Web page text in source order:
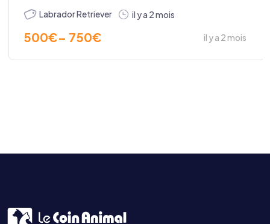
Labrador Retriever
il y a 2 mois
500€– 750€ il y a 2 mois